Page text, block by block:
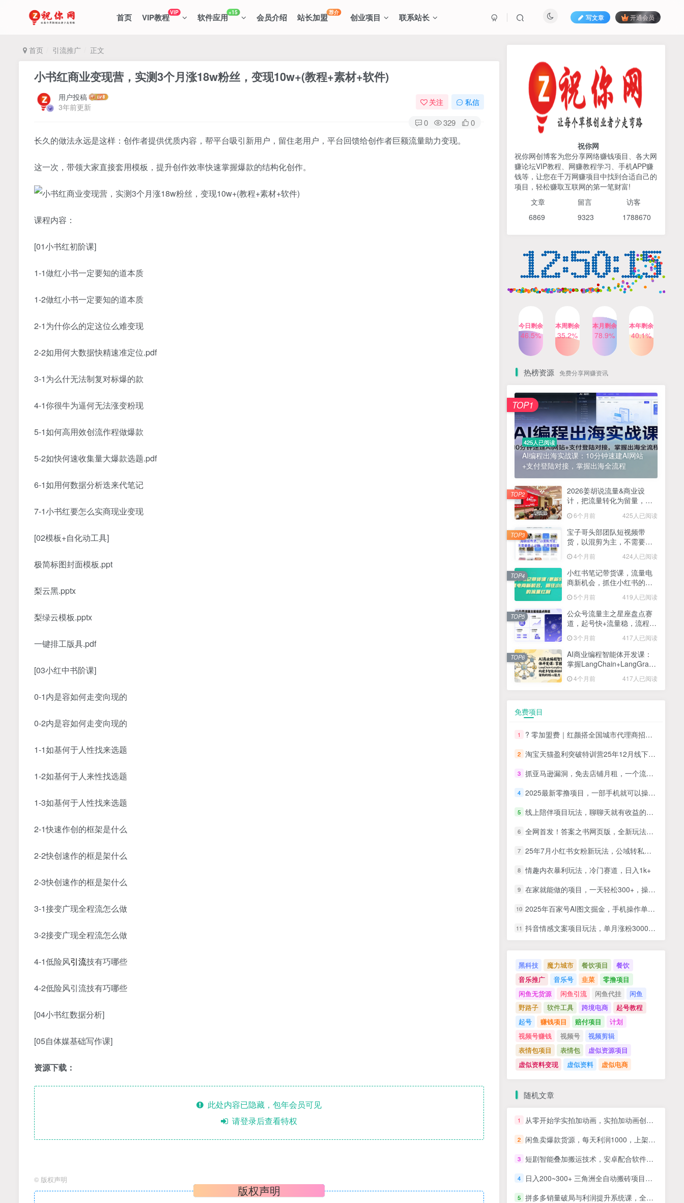
首页 VIP教程VIP 软件应用+15 会员介绍 站长加盟荐介 创业项目 联系站长 写文章 开通会员
首页 引流推广 正文
小书红商业变现营，实测3个月涨18w粉丝，变现10w+(教程+素材+软件)
用户投稿
3年前更新
关注 私信
0 329 0
长久的做法永远是这样：创作者提供优质内容，帮平台吸引新用户，留住老用户，平台回馈给创作者巨额流量助力变现。
这一次，带领大家直接套用模板，提升创作效率快速掌握爆款的结构化创作。
课程内容：
[01小书红‬初阶课]
1-1做红小‬书一定要知的道‬本质
1-2做红小‬书一定要知的道‬本质
2-1为什你么‬的定这位‬么难变现
2-2如用何‬大数据快精速‬准定位.pdf
3-1为么什‬无法制复‬对标爆的‬款
4-1你很牛为逼‬何无法涨变粉‬现
5-1如何高用‬效创流作‬程做爆款
5-2如快何‬速收集量大‬爆款选题.pdf
6-1如用何‬数据分析迭来‬代笔记
7-1小书红‬要怎么实商现‬业变现
[02模板+自化动‬工具]
极简标图‬封面模板.ppt
梨云黑.pptx
梨绿云‬模板.pptx
一键排工版‬具.pdf
[03小红中书‬阶课]
0-1内是容‬如何走变向‬现的
0-2内是容‬如何走变向‬现的
1-1如基何‬于人性找来‬选题
1-2如基何‬于人来性‬找选题
1-3如基何‬于人性找来‬选题
2-1快速作创‬的框架是什么
2-2快创速‬作的框是架‬什么
2-3快创速‬作的框是架‬什么
3-1接变广‬现全程流‬怎么做
3-2接变广‬现全程流‬怎么做
4-1低险风‬引流技有巧‬哪些
4-2低险风‬引流技有巧‬哪些
[04小书红‬数据分析]
[05自体媒‬基础写作课]
资源下载：
此处内容已隐藏，包年会员可见
请登录后查看特权
© 版权声明
版权声明
425人已阅读
AI编程出海实战课：10分钟速建AI网站
+支付登陆对接，掌握出海全流程
TOP1
2026姜胡说流量&商业设
计，把流量转化为留量，设
计自己的商业模式
6个月前 425人已阅读
TOP2
货，以混剪为主，不需要真
小红书笔记带货课，流量电
商新机会，抓住小红书的流
量红利(更新26年2月)
5个月前 419人已阅读
TOP4
公众号流量主之星座盘点赛
3个月前
TOP5
AI商业编程智能体开发课：
掌握LangChain+LangGraph
构建多智能体协同架构的核
4个月前 417人已阅读
TOP6
1 ? 零加盟费｜红颜搭全国城市代理商招募正式启动！
2 淘宝天猫盈利突破特训营25年12月线下课，系统性的深度剖析电商企业经营之道，打造电商标准化运营体系
3 抓亚马逊漏洞，免去店铺月租，一个流量大竞争小，让你有机会成大卖的赛道
2025最新零撸项目，一部手机就可以操作，20秒一单，零投入纯薅羊毛，无门槛，一天200+【揭秘】
5 线上陪伴项目玩法，聊聊天就有收益的项目，一个月收益5000+
6 全网首发！答案之书网页版，全新玩法，搭配文档和网页，日入1k+零门槛小白首选副业
7 25年7月小红书女粉新玩法，公域转私域变现，日轻松变现2张+，5分钟简单复制好上手
8 情趣内衣暴利玩法，冷门赛道，日入1k+
9 在家就能做的项目，一天轻松300+，操作简单上手快
10 2025年百家号AI图文掘金，手机操作单号月入4-5位数，低门槛【附指令+工具】
抖音情感文案项目玩法，单月涨粉3000+，新手小白也能做
祝你网
祝你网创博客为您分享网络赚钱项目、各大网
赚论坛VIP教程、网赚教程学习、手机APP赚
钱等，让您在千万网赚项目中找到合适自己的
项目，轻松赚取互联网的第一笔财富!
文章 留言 访客
6869 9323 1788670
今日剩余
46.5%
本周剩余
35.2%
本月剩余
78.9%
本年剩余
40.1%
热榜资源 免费分享网赚资讯
425人已阅读
AI编程出海实战课：10分钟速建AI网站
+支付登陆对接，掌握出海全流程
TOP1
2026姜胡说流量&商业设
计，把流量转化为留量，设
6个月前 425人已阅读
TOP2
宝子哥头部团队短视频带
货，以混剪为主，不需要真
26年3月】
4个月前 424人已阅读
TOP3
小红书笔记带货课，流量电
商新机会，抓住小红书的流
5个月前 419人已阅读
TOP4
公众号流量主之星座盘点赛
道，起号快+流量稳，流程简
3个月前 417人已阅读
TOP5
AI商业编程智能体开发课：
掌握LangChain+LangGraph
心能力
4个月前 417人已阅读
TOP6
免费项目
1 ? 零加盟费｜红颜搭全国城市代理商招募正式启动！
2 淘宝天猫盈利突破特训营25年12月线下课，系统性的深度剖析电商企业经营之道，打造电商标准化运营体系
3 抓亚马逊漏洞，免去店铺月租，一个流量大竞争小，让你有机会成大卖的赛道
4 2025最新零撸项目，一部手机就可以操作，20秒一单，零投入纯薅羊毛，无门槛，一天200+【揭秘】
5 线上陪伴项目玩法，聊聊天就有收益的项目，一个月收益5000+
6 全网首发！答案之书网页版，全新玩法，搭配文档和网页，日入1k+零门槛小白首选副业
7 25年7月小红书女粉新玩法，公域转私域变现，日轻松变现2张+，5分钟简单复制好上手
8 情趣内衣暴利玩法，冷门赛道，日入1k+
9 在家就能做的项目，一天轻松300+，操作简单上手快
10 2025年百家号AI图文掘金，手机操作单号月入4-5位数，低门槛【附指令+工具】
11 抖音情感文案项目玩法，单月涨粉3000+，新手小白也能做
黑科技 魔力城市 餐饮项目
餐饮
音乐推广
音乐号 韭菜
零撸项目
闲鱼无货源
闲鱼引流 闲鱼代挂
闲鱼
野路子
软件工具 跨境电商
起号教程
起号
赚钱项目 赔付项目
计划
视频号赚钱
视频号
视频剪辑
表情包项目
表情包
虚似资源项目
虚似资料变现
虚似资料 虚似电商
随机文章
1 从零开始学实拍加动画，实拍加动画创意教程
2 闲鱼卖爆款货源，每天利润1000，上架即出单
3 短剧智能叠加搬运技术，安卓配合软件模板操作
4 日入200~300+ 三角洲全自动搬砖项目，新手零门槛即可无脑入手
5 拼多多销量破局与利润提升系统课，全维度讲解拼多多运营逻辑